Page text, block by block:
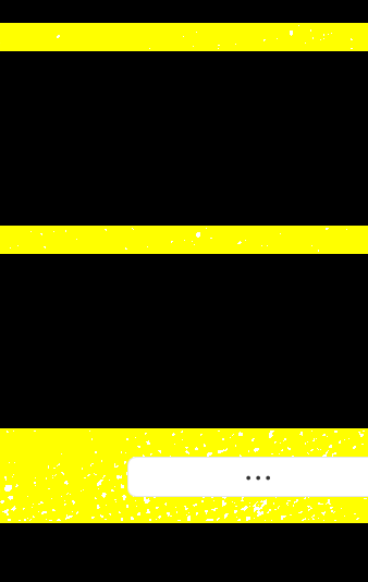
• • •More